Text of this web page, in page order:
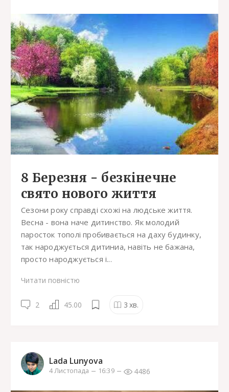
8 Березня - безкінечне
свято нового життя
Сезони року справді схожі на людське життя.
Весна - вона наче дитинство. Як молодий
паросток тополі пробивається на даху будинку,
так народжується дитиниа, навіть не бажана,
просто народжується і...
Читати повністю
2 45.00 3 хв.
Lada Lunyova
4 Листопада 16:39 4486